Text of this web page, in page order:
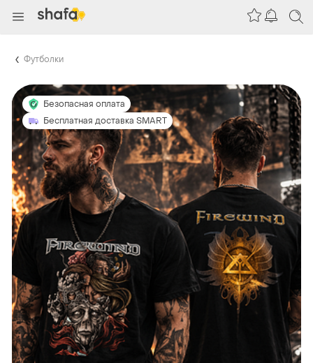
Футболки
Безопасная оплата
Бесплатная доставка SMART